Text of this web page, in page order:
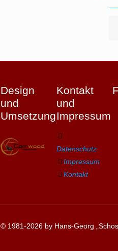
Design
und
Umsetzung
Kontakt
und
Impressum
Datenschutz
Impressum
Kontakt
© 1981-2026 by Hans-Georg